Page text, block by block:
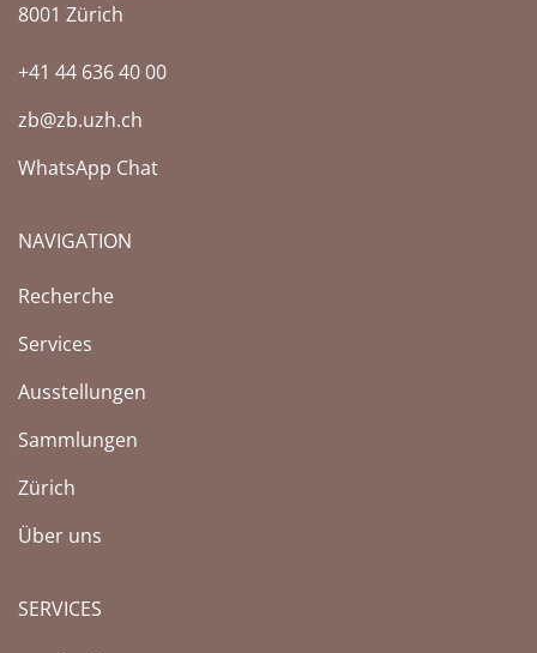
8001 Zürich
+41 44 636 40 00
zb@zb.uzh.ch
WhatsApp Chat
NAVIGATION
Recherche
Services
Ausstellungen
Sammlungen
Zürich
Über uns
SERVICES